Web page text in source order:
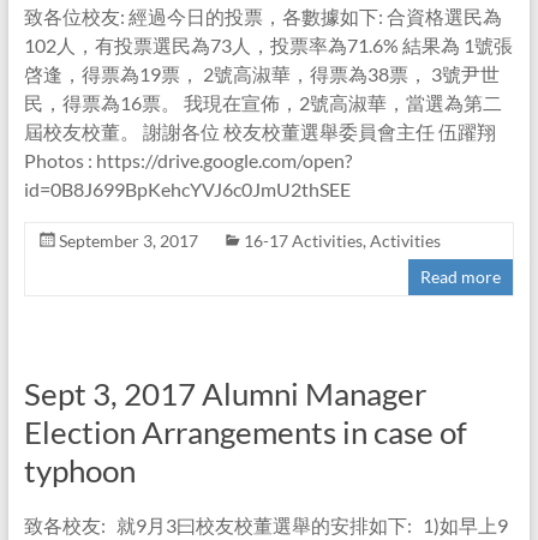
致各位校友: 經過今日的投票，各數據如下: 合資格選民為
102人，有投票選民為73人，投票率為71.6% 結果為 1號張
啓逢，得票為19票， 2號高淑華，得票為38票， 3號尹世
民，得票為16票。 我現在宣佈，2號高淑華，當選為第二
屆校友校董。 謝謝各位 校友校董選舉委員會主任 伍躍翔
Photos : https://drive.google.com/open?
id=0B8J699BpKehcYVJ6c0JmU2thSEE
September 3, 2017 16-17 Activities, Activities
Read more
Sept 3, 2017 Alumni Manager
Election Arrangements in case of
typhoon
致各校友: 就9月3曰校友校董選舉的安排如下: 1)如早上9